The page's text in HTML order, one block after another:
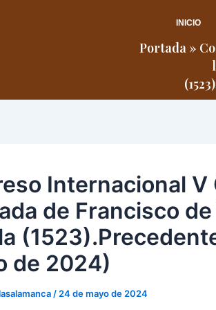
INICIO
Portada»
Internacional V
de Francisco
de 2024)
/ 24 de mayo de 2024